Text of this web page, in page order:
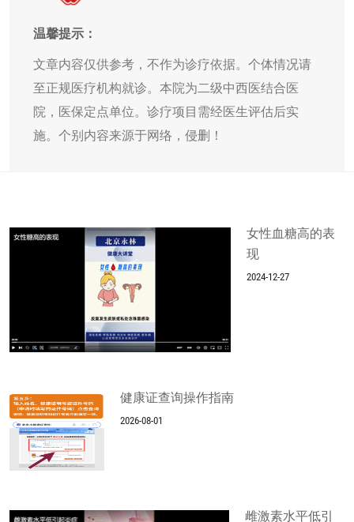
温馨提示：
文章内容仅供参考，不作为诊疗依据。个体情况请
至正规医疗机构就诊。本院为二级中西医结合医
院，医保定点单位。诊疗项目需经医生评估后实
施。个别内容来源于网络，侵删！
女性血糖高的表
现
2024-12-27
健康证查询操作指南
2026-08-01
雌激素水平低引